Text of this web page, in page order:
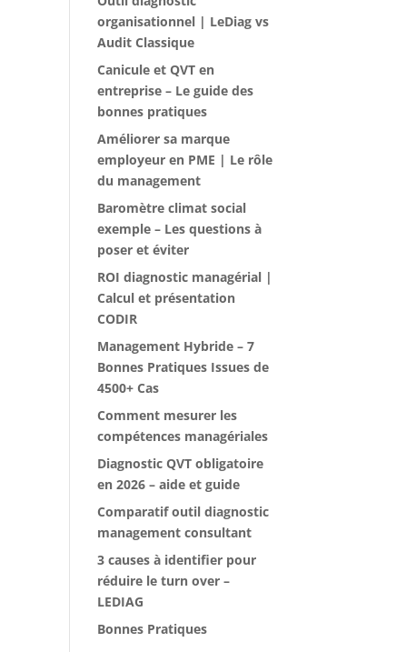
organisationnel | LeDiag vs
Audit Classique
Canicule et QVT en
entreprise – Le guide des
bonnes pratiques
Améliorer sa marque
employeur en PME | Le rôle
du management
Baromètre climat social
exemple – Les questions à
poser et éviter
ROI diagnostic managérial |
Calcul et présentation
CODIR
Management Hybride – 7
Bonnes Pratiques Issues de
4500+ Cas
Comment mesurer les
compétences managériales
Diagnostic QVT obligatoire
en 2026 – aide et guide
Comparatif outil diagnostic
management consultant
3 causes à identifier pour
réduire le turn over –
LEDIAG
Bonnes Pratiques